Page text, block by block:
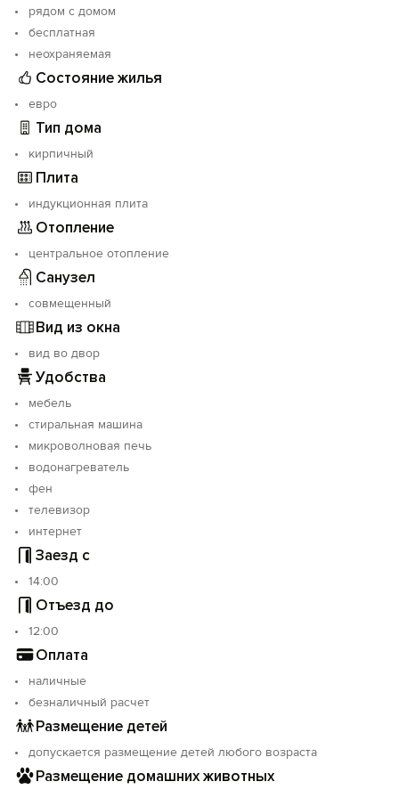
Уникальность городу придают его нарзанные
источники, ради которых в Кисловодск приезжают
сотни тысяч людей.
рядом с домом
бесплатная
неохраняемая
Состояние жилья
евро
Тип дома
кирпичный
Плита
индукционная плита
Отопление
центральное отопление
Санузел
совмещенный
Вид из окна
вид во двор
Удобства
мебель
стиральная машина
микроволновая печь
водонагреватель
фен
телевизор
интернет
Заезд с
14:00
Отъезд до
12:00
Оплата
наличные
безналичный расчет
Размещение детей
допускается размещение детей любого возраста
Размещение домашних животных